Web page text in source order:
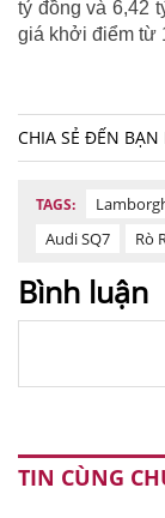
tỷ đồng và 6,42
giá khởi điểm từ
CHIA SẺ ĐẾN BẠN
TAGS:
Audi SQ7
Rò
Bình luận
TIN CÙNG